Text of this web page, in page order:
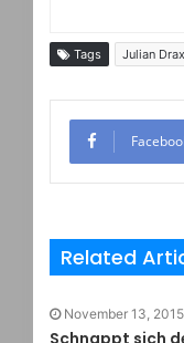
Tags Julian
Related
November 13, 2015